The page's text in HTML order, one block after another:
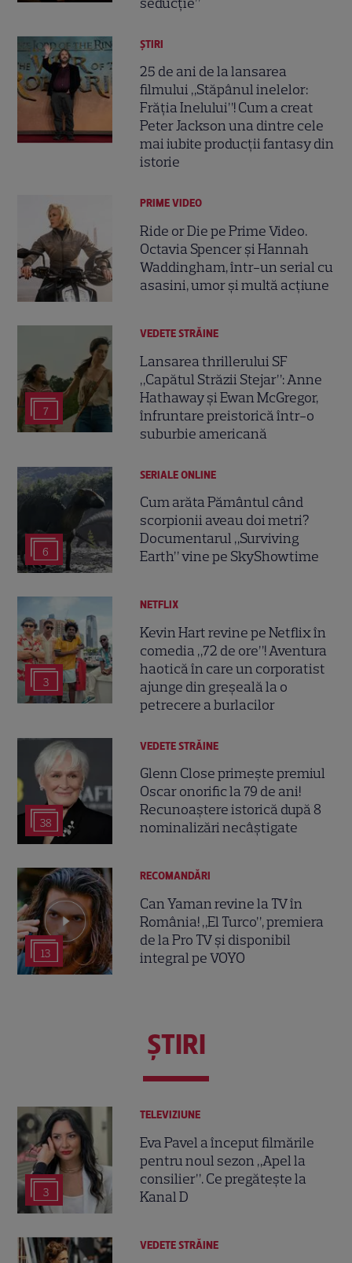
ȘTIRI
25 de ani de la lansarea
filmului „Stăpânul inelelor:
Frăția Inelului”! Cum a creat
Peter Jackson una dintre cele
mai iubite producții fantasy din
istorie
PRIME VIDEO
Ride or Die pe Prime Video.
Octavia Spencer și Hannah
Waddingham, într-un serial cu
asasini, umor și multă acțiune
7
VEDETE STRĂINE
Lansarea thrillerului SF
„Capătul Străzii Stejar”: Anne
Hathaway și Ewan McGregor,
înfruntare preistorică într-o
suburbie americană
6
SERIALE ONLINE
Cum arăta Pământul când
scorpionii aveau doi metri?
Documentarul „Surviving
Earth” vine pe SkyShowtime
3
NETFLIX
Kevin Hart revine pe Netflix în
comedia „72 de ore”! Aventura
haotică în care un corporatist
ajunge din greșeală la o
petrecere a burlacilor
38
VEDETE STRĂINE
Glenn Close primește premiul
Oscar onorific la 79 de ani!
Recunoaștere istorică după 8
nominalizări necâștigate
13
RECOMANDĂRI
Can Yaman revine la TV în
România! „El Turco”, premiera
de la Pro TV și disponibil
integral pe VOYO
ŞTIRI
3
TELEVIZIUNE
Eva Pavel a început filmările
pentru noul sezon „Apel la
consilier”. Ce pregătește la
Kanal D
VEDETE STRĂINE